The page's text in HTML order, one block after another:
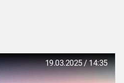
19.03.2025 / 14:35